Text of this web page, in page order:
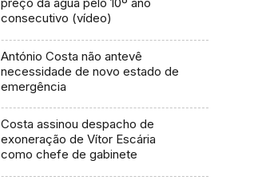
consecutivo (vídeo)
António Costa não antevê
necessidade de novo estado de
emergência
Costa assinou despacho de
exoneração de Vítor Escária
como chefe de gabinete